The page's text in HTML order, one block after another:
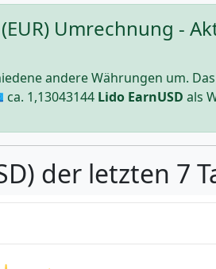
Umrechnung -
andere Währungen um.
ca. 1,13043144 Lido EarnUSD als
der letzten 7